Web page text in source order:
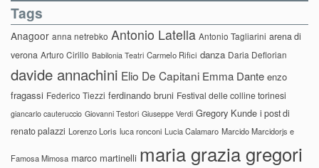
Tags
Anagoor anna netrebko Antonio Latella Antonio Tagliarini arena di
verona Arturo Cirillo Babilonia Teatri Carmelo Rifici danza Daria Deflorian
davide annachini Elio De Capitani Emma Dante enzo
fragassi Federico Tiezzi ferdinando bruni Festival delle colline torinesi
giancarlo cauteruccio Giovanni Testori Giuseppe Verdi Gregory Kunde i post di
renato palazzi Lorenzo Loris luca ronconi Lucia Calamaro Marcido Marcidorjs e
Famosa Mimosa marco martinelli maria grazia gregori